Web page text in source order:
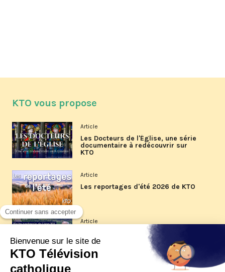
KTO vous propose
Article
Les Docteurs de l'Église, une série
documentaire à redécouvrir sur
KTO
Article
Les reportages d'été 2026 de KTO
Article
La visite pastorale du pape Léon
XIV à Assise à suivre sur KTO le